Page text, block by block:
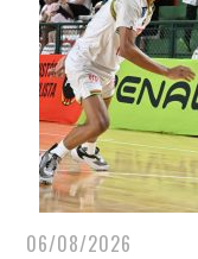
06/08/2026